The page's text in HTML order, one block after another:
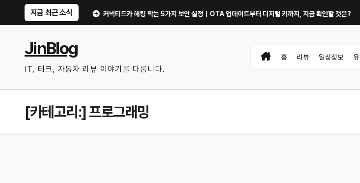
지금 최근 소식
위험 신호 커넥티드카 해킹 막는 5가지 보안 설정｜OTA 업데이트부터 디지털 키까지, 지금 확인할 것은? 연비 30% 올
JinBlog
IT, 테크, 자동차 리뷰 이야기를 다룹니다.
홈 리뷰 일상정보
[카테고리:]프로그래밍